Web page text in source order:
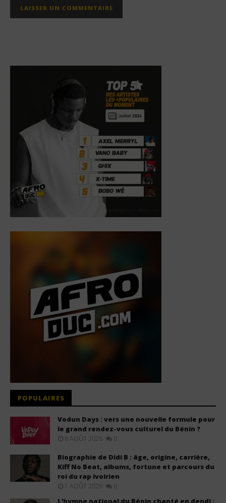
POPULAIRES
Vodun Days : vers une nouvelle formule pour
le grand rendez-vous culturel du Bénin ?
6 AOÛT 2026 0
Biographie de Didi B : âge, origine, carrière,
Kiff No Beat, albums, fortune et parcours du
roi du rap ivoirien
1 AOÛT 2026 0
L’hymne national du Bénin chanté en dendi :